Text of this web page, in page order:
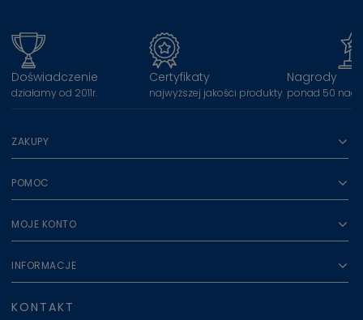
Doświadczenie
działamy od 2011r.
Certyfikaty
najwyższej jakości produkty
Nagrody
ponad 50
ZAKUPY
POMOC
MOJE KONTO
INFORMACJE
KONTAKT